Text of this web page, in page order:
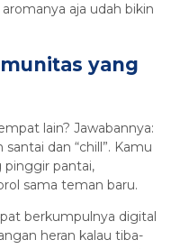
aja udah bikin
yang
lain? Jawabannya:
dan “chill”. Kamu
pinggir pantai,
sama teman baru.
berkumpulnya digital
heran kalau tiba-